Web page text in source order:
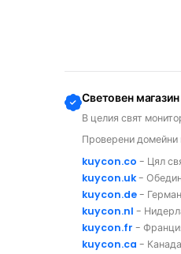
Световен магазин
В целия свят
Проверени домейни
kuycon.co - Цял
kuycon.uk-
kuycon.de-
kuycon.nl -
kuycon.fr -
kuycon.ca -